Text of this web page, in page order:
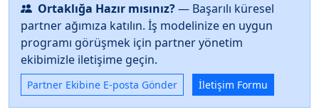
Ortaklığa Hazır mısınız?— Başarılı küresel
partner ağımıza katılın. İş modelinize en uygun
programı görüşmek için partner yönetim
ekibimizle iletişime geçin.
Partner Ekibine E‑posta Gönder İletişim Formu